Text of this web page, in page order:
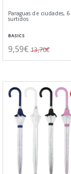
Paraguas de ciudades,
surtidos
BASICS
9,59€ 13,70€